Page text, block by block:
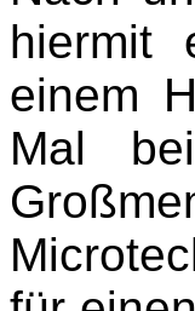
hiermit
einem
Mal